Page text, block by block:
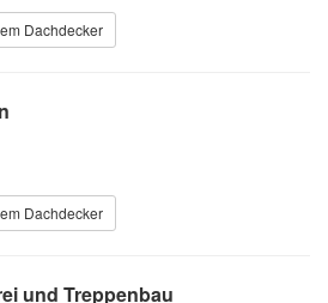
Dachdecker
Dachdecker
und Treppenbau